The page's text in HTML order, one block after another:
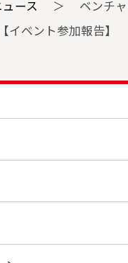
ース ＞
ベンチ
イベント参加報告】